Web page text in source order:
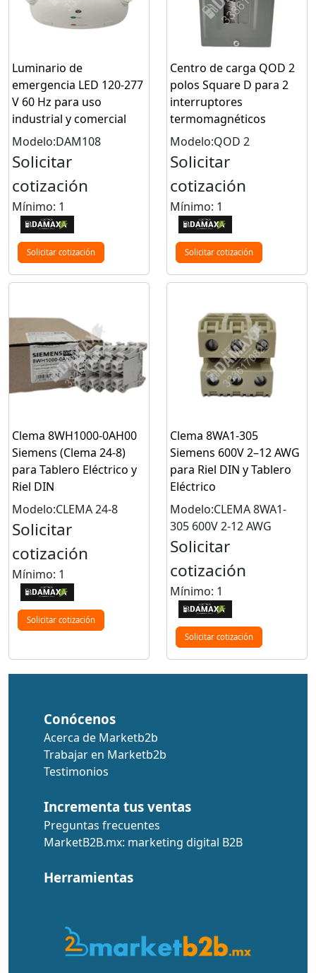
Luminario de
emergencia LED 120-277
V 60 Hz para uso
industrial y comercial
Modelo:DAM108
Solicitar
cotización
Mínimo: 1
Solicitar cotización
Centro de carga QOD 2
polos Square D para 2
interruptores
termomagnéticos
Modelo:QOD 2
Solicitar
cotización
Mínimo: 1
Solicitar cotización
Clema 8WH1000-0AH00
Siemens (Clema 24-8)
para Tablero Eléctrico y
Riel DIN
Modelo:CLEMA 24-8
Solicitar
cotización
Mínimo: 1
Solicitar cotización
Clema 8WA1-305
Siemens 600V 2–12 AWG
para Riel DIN y Tablero
Eléctrico
Modelo:CLEMA 8WA1-
305 600V 2-12 AWG
Solicitar
cotización
Mínimo: 1
Solicitar cotización
Conócenos
Acerca de Marketb2b
Trabajar en Marketb2b
Testimonios
Incrementa tus ventas
Preguntas frecuentes
MarketB2B.mx: marketing digital B2B
Herramientas